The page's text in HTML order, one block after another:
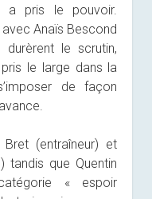
a pris le pouvoir.
Anaïs Bescond
le scrutin,
le large dans la
de façon
(entraîneur) et
tandis que Quentin
« espoir